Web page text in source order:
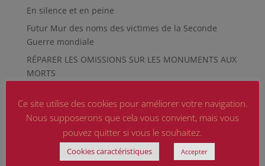
En silence et en peine
Futur Mur des noms des victimes de la Seconde
Guerre mondiale
RÉPARER LES OMISSIONS SUR LES MONUMENTS AUX
MORTS
Quand la paix chemine
Commentaires récents
CHRETIEN MichèledansPoème du Général de Gaulle
Ce site utilise des cookies pour améliorer votre navigation.
Nous supposerons que cela vous convient, mais vous
pouvez quitter si vous le souhaitez.
Cookies caractéristiques Accepter